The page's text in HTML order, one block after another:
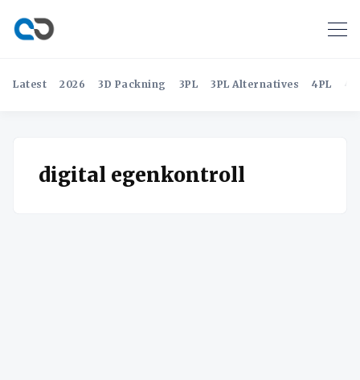
Latest 2026 3D Packning 3PL 3PL Alternatives 4PL
digital egenkontroll